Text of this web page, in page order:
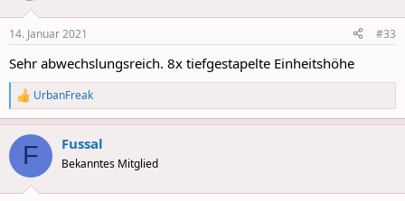
14. Januar 2021 #33
Sehr abwechslungsreich. 8x tiefgestapelte Einheitshöhe
R
e
a
c
i
UrbanFreak
F Fussal
Bekanntes Mitglied